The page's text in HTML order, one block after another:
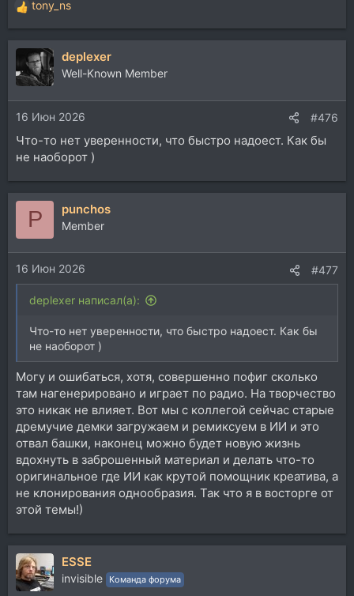
Р
е
а
ц
и
и
:
tony_ns
deplexer
Well-Known Member
16 Июн 2026 #476
Что-то нет уверенности, что быстро надоест. Как бы
не наоборот )
P punchos
Member
16 Июн 2026 #477
deplexer написал(а):
Что-то нет уверенности, что быстро надоест. Как бы
не наоборот )
Могу и ошибаться, хотя, совершенно пофиг сколько
там нагенерировано и играет по радио. На творчество
это никак не влияет. Вот мы с коллегой сейчас старые
дремучие демки загружаем и ремиксуем в ИИ и это
отвал башки, наконец можно будет новую жизнь
вдохнуть в заброшенный материал и делать что-то
оригинальное где ИИ как крутой помощник креатива, а
не клонирования однообразия. Так что я в восторге от
этой темы!)
ESSE
invisible Команда форума